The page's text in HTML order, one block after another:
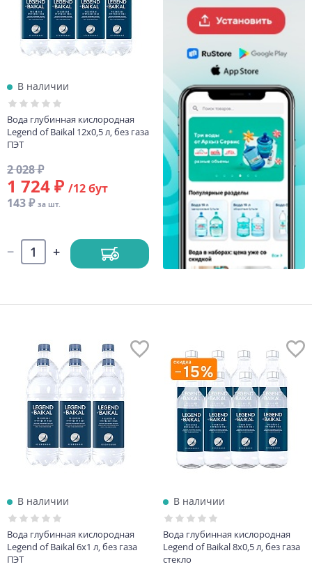
В наличии
Вода глубинная кислородная
Legend of Baikal 12х0,5 л, без газа
ПЭТ
2 028 ₽
1 724 ₽ /12 бут
143 ₽ за шт.
В наличии
Вода глубинная кислородная
Legend of Baikal 6х1 л, без газа
ПЭТ
В наличии
Вода глубинная кислородная
Legend of Baikal 8х0,5 л, без газа
стекло